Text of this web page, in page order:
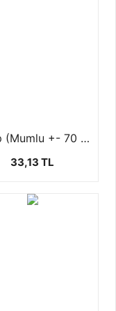
Jüt İp (Mumlu +- 70 Gr)
33,13 TL